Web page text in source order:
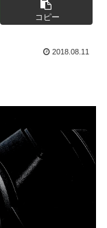
コピー
2018.08.11